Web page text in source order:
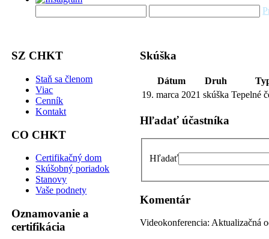
SZ CHKT
Staň sa členom
Viac
Cenník
Kontakt
CO CHKT
Certifikačný dom
Skúšobný poriadok
Stanovy
Vaše podnety
Oznamovanie a
certifikácia
Skúška
Dátum Druh
19. marca 2021 skúška Tepelné
Hľadať účastníka
Hľadať
Komentár
Videokonferencia: Aktualizačná